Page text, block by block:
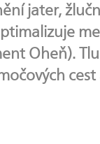
jater,
Oheň).